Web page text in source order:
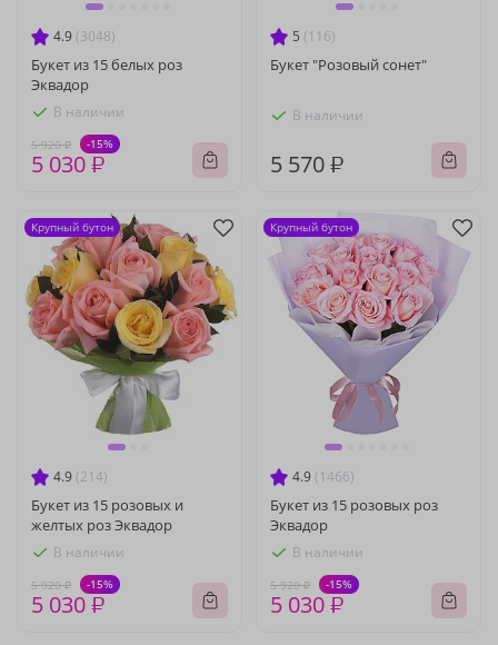
4.9 (3048)
Букет из 15 белых роз
Эквадор
В наличии
5 920 ₽ -15%
5 030 ₽
5 (116)
Букет "Розовый сонет"
В наличии
5 570 ₽
4.9 (214)
Букет из 15 розовых и
желтых роз Эквадор
В наличии
5 920 ₽ -15%
5 030 ₽
Крупный бутон
4.9 (1466)
Букет из 15 розовых роз
Эквадор
В наличии
5 920 ₽ -15%
5 030 ₽
Крупный бутон